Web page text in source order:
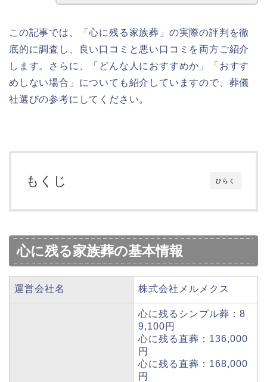
この記事では、「心に残る家族葬」の実際の評判を徹
底的に調査し、良い口コミと悪い口コミを両方ご紹介
します。さらに、「どんな人におすすめか」「おすす
めしない場合」についても紹介していますので、葬儀
社選びの参考にしてください。
ひらく
もくじ
心に残る家族葬の基本情報
運営会社名 株式会社メルメクス
心に残るシンプル葬：8
9,100円
心に残る直葬：136,000
円
心に残る直葬：168,000
円